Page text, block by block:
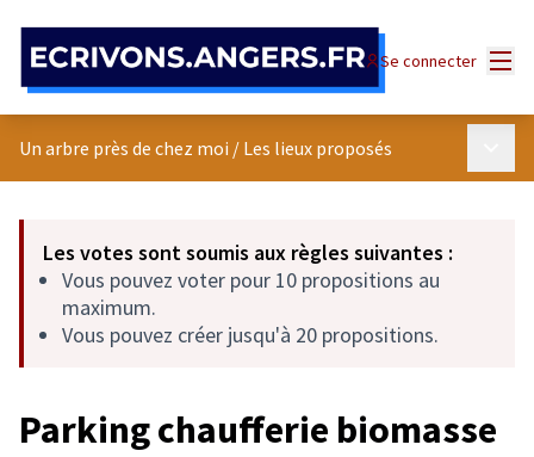
Se connecter
Un arbre près de chez moi / Les lieux proposés
Les votes sont soumis aux règles suivantes :
Vous pouvez voter pour 10 propositions au
maximum.
Vous pouvez créer jusqu'à 20 propositions.
Parking chaufferie biomasse